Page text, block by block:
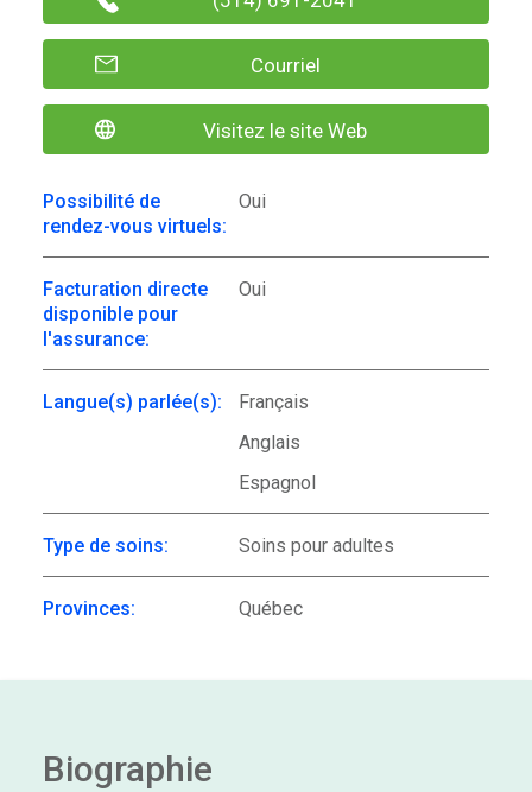
Courriel
Visitez le site Web
Possibilité de
rendez-vous virtuels:
Oui
Facturation directe
disponible pour
l'assurance:
Oui
Langue(s) parlée(s):
Français
Anglais
Espagnol
Type de soins: Soins pour adultes
Provinces: Québec
Biographie